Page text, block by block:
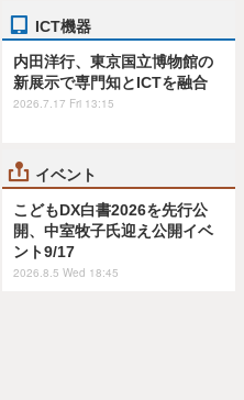
ICT機器
内田洋行、東京国立博物館の
新展示で専門知とICTを融合
2026.7.17 Fri 13:15
イベント
こどもDX白書2026を先行公
開、中室牧子氏迎え公開イベ
ント9/17
2026.8.5 Wed 18:45